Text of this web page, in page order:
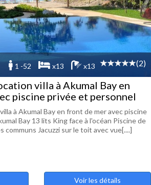
1 -52 x13 x13 (2)
villa à Akumal Bay en
piscine privée et personnel
à Akumal Bay en front de mer avec piscine
Bay 13 lits King face à l'océan Piscine de
communs Jacuzzi sur le toit avec vue[....]
Voir les détails